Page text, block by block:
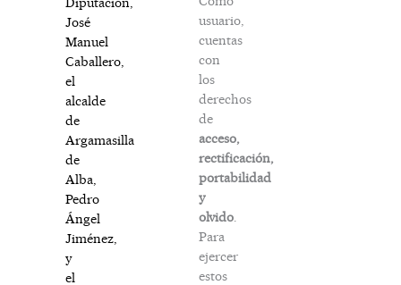
José
Manuel
Caballero,
el
alcalde
de
Argamasilla
de
Alba,
Pedro
Ángel
Jiménez,
y
el
usuario,
cuentas
con
los
derechos
de
acceso,
rectificación,
portabilidad
y
olvido.
Para
ejercer
estos